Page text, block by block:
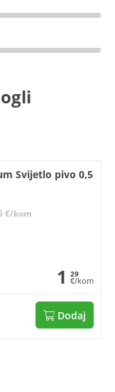
Svijetlo pivo 0,5
€/kom
1 29
€/kom
Dodaj